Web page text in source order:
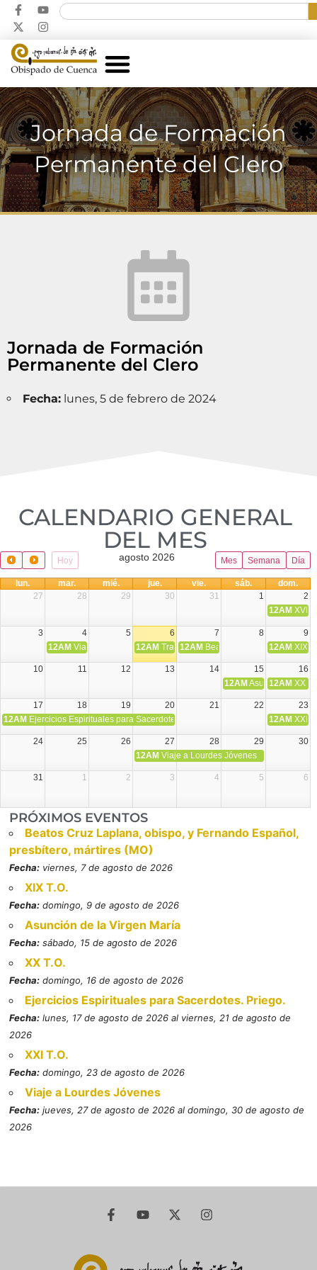
Jornada de Formación
Permanente del Clero
Jornada de Formación
Permanente del Clero
Fecha: lunes, 5 de febrero de 2024
CALENDARIO GENERAL
DEL MES​
Hoy Mes Semana Día
agosto 2026
lun. mar. mié. jue. vie. sáb.
dom.
27
28 29 30 31 1
2
12AM XVIII
3 4 5 6 7 8
9
12AM Viaje Diocesano a Japón.
12AM Transfiguración del Señor
12AM Beatos Cruz Laplana,
12AM XIX
10 11 12 13 14 15
16
12AM Asunción de la
12AM XX
17 18 19 20 21 22
23
12AM Ejercicios Espirituales para Sacerdotes. Priego. 12AM XXI
24 25 26 27 28 29
30
12AM Viaje a Lourdes Jóvenes
31 1 2 3 4 5 6
PRÓXIMOS EVENTOS
Beatos Cruz Laplana, obispo, y Fernando Español,
presbítero, mártires (MO)
Fecha: viernes, 7 de agosto de 2026
XIX T.O.
Fecha: domingo, 9 de agosto de 2026
Asunción de la Virgen María
Fecha: sábado, 15 de agosto de 2026
XX T.O.
Fecha: domingo, 16 de agosto de 2026
Ejercicios Espirituales para Sacerdotes. Priego.
Fecha: lunes, 17 de agosto de 2026 al viernes, 21 de agosto de
2026
XXI T.O.
Fecha: domingo, 23 de agosto de 2026
Viaje a Lourdes Jóvenes
Fecha: jueves, 27 de agosto de 2026 al domingo, 30 de agosto de
2026